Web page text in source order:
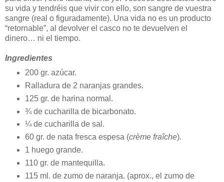
su vida y tendréis que vivir con ello, son sangre de vuestra
sangre (real o figuradamente). Una vida no es un producto
“retornable”, al devolver el casco no te devuelven el
dinero… ni el tiempo.
Ingredientes
200 gr. azúcar.
Ralladura de 2 naranjas grandes.
125 gr. de harina normal.
¾ de cucharilla de bicarbonato.
¼ de cucharilla de sal.
60 gr. de nata fresca espesa (crème fraîche).
1 huego grande.
110 gr. de mantequilla.
115 ml. de zumo de naranja. (aprox., el zumo de